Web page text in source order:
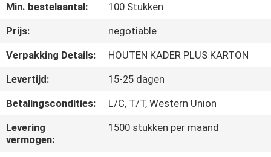
KWALITEITSCONTROLE
NEEM
CONTACT
MET
OP
Min. bestelaantal:
100 Stukken
Prijs:
negotiable
Verpakking Details:
HOUTEN KADER PLUS KARTON
Levertijd:
15-25 dagen
Betalingscondities:
L/C, T/T, Western Union
Levering
vermogen:
1500 stukken per maand